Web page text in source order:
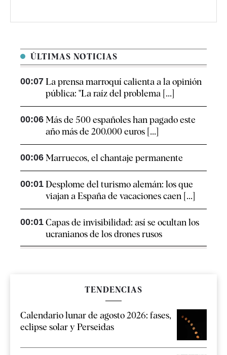
ÚLTIMAS NOTICIAS
00:07 La prensa marroquí calienta a la opinión
pública: "La raíz del problema [...]
00:06 Más de 500 españoles han pagado este
año más de 200.000 euros [...]
00:06 Marruecos, el chantaje permanente
00:01 Desplome del turismo alemán: los que
viajan a España de vacaciones caen [...]
00:01 Capas de invisibilidad: así se ocultan los
ucranianos de los drones rusos
TENDENCIAS
Calendario lunar de agosto 2026: fases,
eclipse solar y Perseidas